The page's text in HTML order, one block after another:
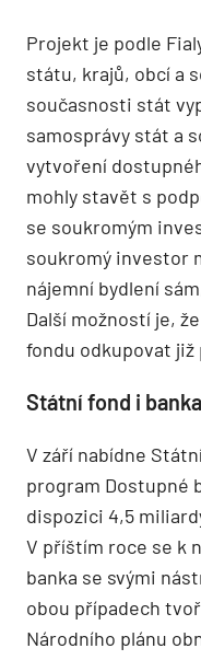
Projekt je podle
státu, krajů, obcí a
současnosti stát
samosprávy stát a
vytvoření
mohly stavět s
se soukromým
soukromý investor
nájemní bydlení
Další možností je,
fondu odkupovat již
Státní fond i banka
V září nabídne
program Dostupné
dispozici 4,5
V příštím roce se k
banka se svými
obou případech
Národního plánu